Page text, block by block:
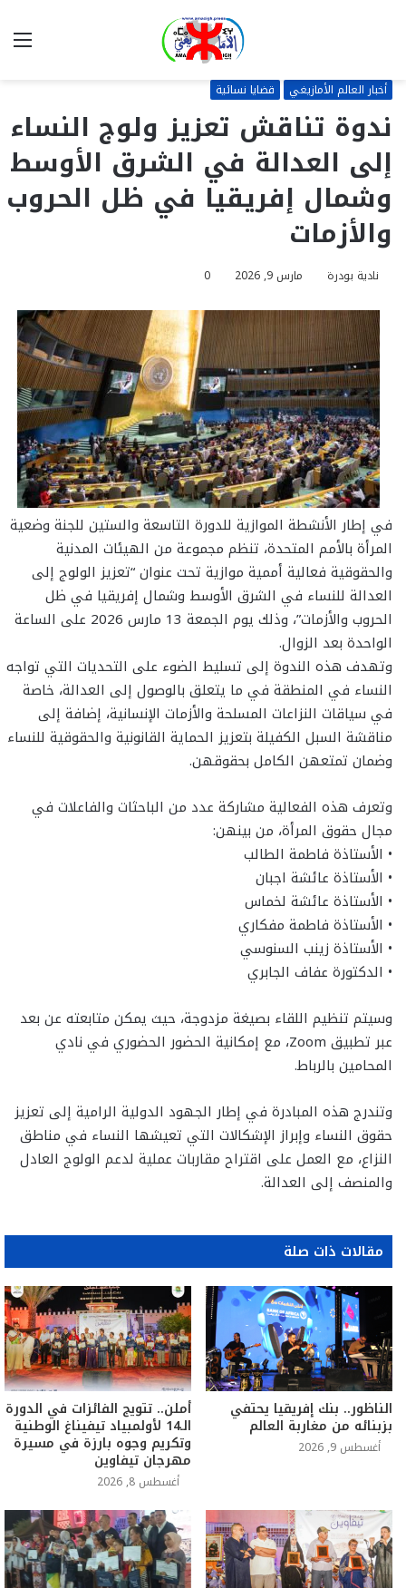
أخبار العالم الأمازيغي قضايا نسائية
ندوة تناقش تعزيز ولوج النساء
إلى العدالة في الشرق الأوسط
وشمال إفريقيا في ظل الحروب
والأزمات
نادية بودرة مارس 9, 2026 0
في إطار الأنشطة الموازية للدورة التاسعة والستين للجنة وضعية
المرأة بالأمم المتحدة، تنظم مجموعة من الهيئات المدنية
والحقوقية فعالية أممية موازية تحت عنوان “تعزيز الولوج إلى
العدالة للنساء في الشرق الأوسط وشمال إفريقيا في ظل
الحروب والأزمات”، وذلك يوم الجمعة 13 مارس 2026 على الساعة
الواحدة بعد الزوال.
وتهدف هذه الندوة إلى تسليط الضوء على التحديات التي تواجه
النساء في المنطقة في ما يتعلق بالوصول إلى العدالة، خاصة
في سياقات النزاعات المسلحة والأزمات الإنسانية، إضافة إلى
مناقشة السبل الكفيلة بتعزيز الحماية القانونية والحقوقية للنساء
وضمان تمتعهن الكامل بحقوقهن.
وتعرف هذه الفعالية مشاركة عدد من الباحثات والفاعلات في
مجال حقوق المرأة، من بينهن:
• الأستاذة فاطمة الطالب
• الأستاذة عائشة اجبان
• الأستاذة عائشة لخماس
• الأستاذة فاطمة مفكاري
• الأستاذة زينب السنوسي
• الدكتورة عفاف الجابري
وسيتم تنظيم اللقاء بصيغة مزدوجة، حيث يمكن متابعته عن بعد
عبر تطبيق Zoom، مع إمكانية الحضور الحضوري في نادي
المحامين بالرباط.
وتندرج هذه المبادرة في إطار الجهود الدولية الرامية إلى تعزيز
حقوق النساء وإبراز الإشكالات التي تعيشها النساء في مناطق
النزاع، مع العمل على اقتراح مقاربات عملية لدعم الولوج العادل
والمنصف إلى العدالة.
مقالات ذات صلة
الناظور.. بنك إفريقيا يحتفي
بزبنائه من مغاربة العالم
أغسطس 9, 2026
أملن.. تتويج الفائزات في الدورة
الـ14 لأولمبياد تيفيناغ الوطنية
وتكريم وجوه بارزة في مسيرة
مهرجان تيفاوين
أغسطس 8, 2026